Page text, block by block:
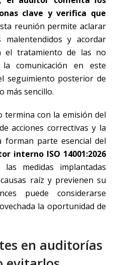
clave y verifica que
reunión permite aclarar
malentendidos y acordar
el tratamiento de las no
la comunicación en este
seguimiento posterior de
más sencillo.
termina con la emisión del
acciones correctivas y la
forman parte esencial del
interno ISO 14001:2026
medidas implantadas
raíz y previenen su
puede considerarse
la oportunidad de
en auditorías